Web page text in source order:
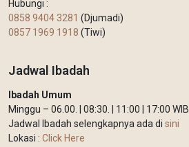
Hubungi :
0858 9404 3281 (Djumadi)
0857 1969 1918 (Tiwi)
Jadwal Ibadah
Ibadah Umum
Minggu – 06.00. | 08:30. | 11:00 | 17:00 WIB
Jadwal Ibadah selengkapnya ada di sini
Lokasi : Click Here